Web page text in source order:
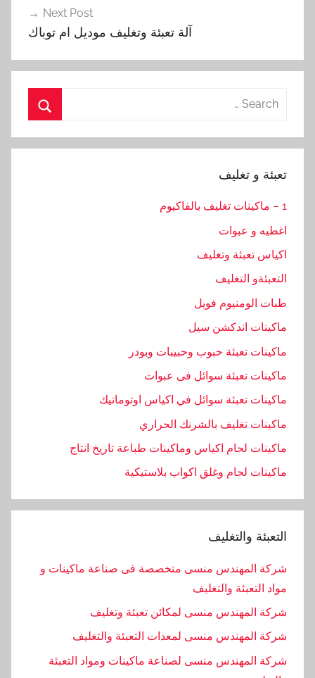
Next Post
آلة تعبئة وتغليف موديل ام توباك
Search
تعبئة و تغليف
1 – ماكينات تغليف بالفاكيوم
اغطيه و عبوات
اكياس تعبئة وتغليف
التعبئةو التغليف
طبات الومنيوم فويل
ماكينات اندكشن سيل
ماكينات تعبئة حبوب وحبيبات وبودر
ماكينات تعبئة سوائل فى عبوات
ماكينات تعبئة سوائل في اكياس اوتوماتيك
ماكينات تغليف بالشرنك الحراري
ماكينات لحام اكياس وماكينات طباعة تاريخ انتاج
ماكينات لحام وغلق اكواب بلاستيكية
التعبئة والتغليف
شركة المهندس منسى متخصصة فى صناعة ماكينات و
مواد التعبئة والتغليف
شركة المهندس منسى لمكائن تعبئة وتغليف
شركة المهندس منسى لمعدات التعبئة والتغليف
شركة المهندس منسى لصناعة ماكينات ومواد التعبئة